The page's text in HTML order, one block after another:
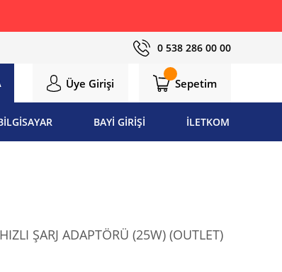
0 538 286 00 00
Üye Girişi Sepetim
BAYİ GİRİŞİ İLETKOM
ŞARJ ADAPTÖRÜ (25W) (OUTLET)